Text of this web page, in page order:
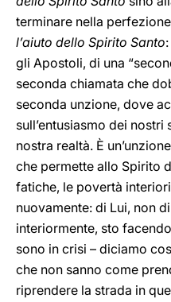
terminare nella
l’aiuto dello Spirito Santo
gli Apostoli, di una
seconda chiamata che
seconda unzione, dove
sull’entusiasmo dei
nostra realtà. È
che permette allo Spirito
fatiche, le povertà
nuovamente: di Lui, non
interiormente, sto
sono in crisi – diciamo
che non sanno come
riprendere la strada in